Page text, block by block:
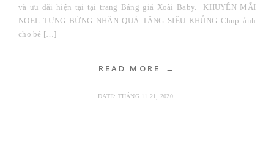
và ưu đãi hiện tại tại trang Bảng giá Xoài Baby. KHUYẾN MÃI
NOEL TƯNG BỪNG NHẬN QUÀ TẶNG SIÊU KHỦNG Chụp ảnh
cho bé […]
READ MORE
DATE: THÁNG 11 21, 2020